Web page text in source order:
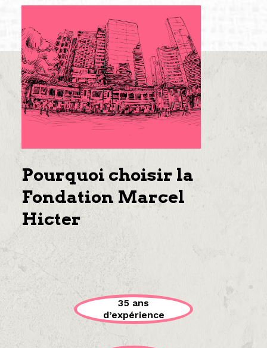
Pourquoi choisir la
Fondation Marcel
Hicter
35 ans
d’expérience